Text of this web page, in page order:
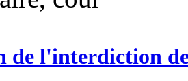
de l'interdiction